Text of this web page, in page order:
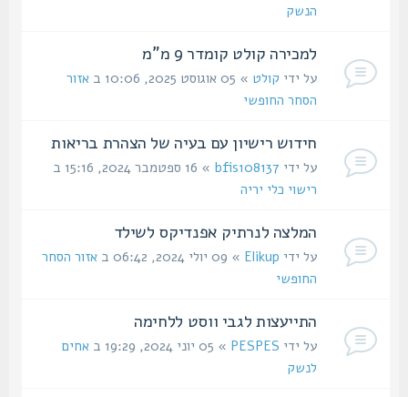
הנשק
למכירה קולט קומדר 9 מ"מ
על ידיקולט » 05 אוגוסט 2025, 10:06 ב
אזור
הסחר החופשי
חידוש רישיון עם בעיה של הצהרת בריאות
על ידיbfis108137» 16 ספטמבר 2024, 15:16 ב
רישוי כלי יריה
המלצה לנרתיק אפנדיקס לשילד
על ידיElikup» 09 יולי 2024, 06:42 ב
אזור הסחר
החופשי
התייעצות לגבי ווסט ללחימה
על ידיPESPES» 05 יוני 2024, 19:29 ב
אחים
לנשק